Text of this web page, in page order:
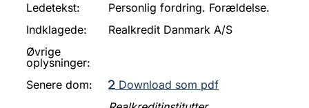
Ledetekst:
Personlig fordring. Forældelse.
Indklagede:
Realkredit Danmark A/S
Øvrige
oplysninger:
Senere dom:
Download som pdf